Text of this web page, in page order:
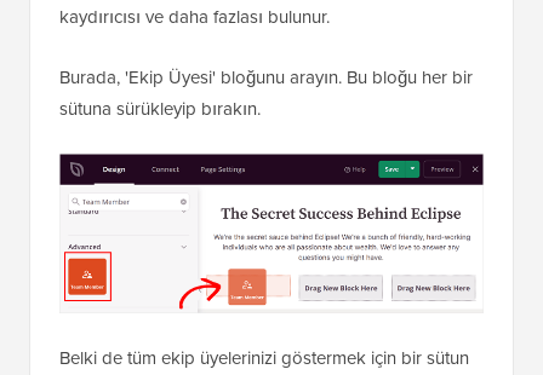
kaydırıcısı ve daha fazlası bulunur.
Burada, 'Ekip Üyesi' bloğunu arayın. Bu bloğu her bir
sütuna sürükleyip bırakın.
Belki de tüm ekip üyelerinizi göstermek için bir sütun